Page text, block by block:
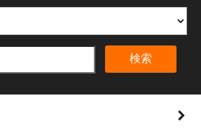
検索